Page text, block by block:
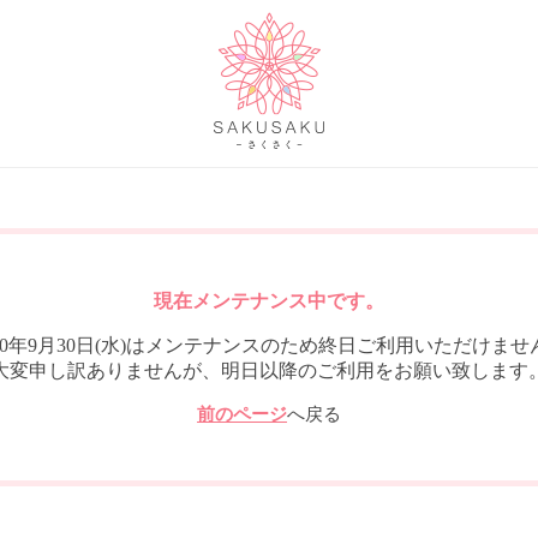
現在メンテナンス中です。
年9月30日(水)はメンテナンスのため終日ご利用いただけませ
変申し訳ありませんが、明日以降のご利用をお願い致します
前のページへ戻る